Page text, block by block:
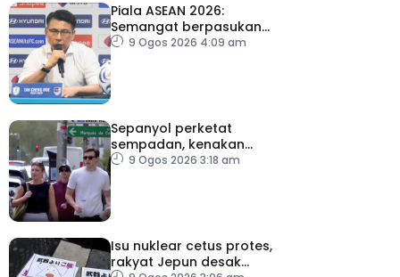
Piala ASEAN 2026:
Semangat berpasukan
kunci Harimau Malaya ke
9 Ogos 2026 4:09 am
Sepanyol perketat
sempadan, kenakan
pemeriksaan ketibaan
9 Ogos 2026 3:18 am
Isu nuklear cetus protes,
rakyat Jepun desak